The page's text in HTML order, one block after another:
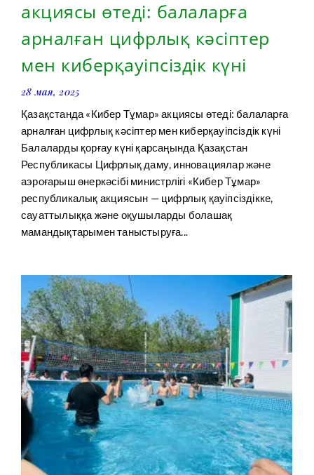
акциясы өтеді: балаларға
арналған цифрлық кәсіптер
мен киберқауіпсіздік күні
28 мая, 2025
Қазақстанда «Кибер Тұмар» акциясы өтеді: балаларға
арналған цифрлық кәсіптер мен киберқауіпсіздік күні
Балаларды қорғау күні қарсаңында Қазақстан
Республикасы Цифрлық даму, инновациялар және
аэроғарыш өнеркәсібі министрлігі «Кибер Тұмар»
республикалық акциясын — цифрлық қауіпсіздікке,
сауаттылыққа және оқушыларды болашақ
мамандықтарымен таныстыруға...